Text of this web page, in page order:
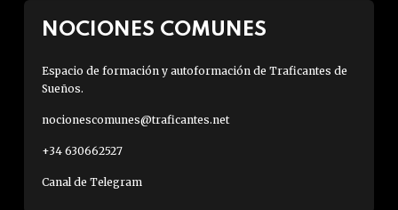
NOCIONES COMUNES
Espacio de formación y autoformación de Traficantes de
Sueños.
nocionescomunes@traficantes.net
+34 630662527
Canal de Telegram